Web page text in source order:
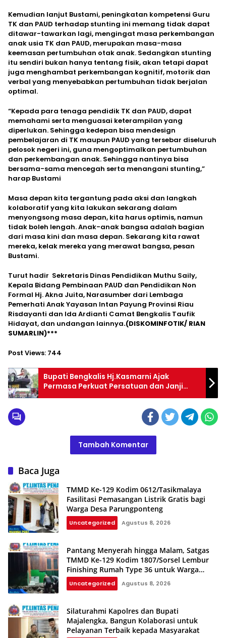
Kemudian lanjut Bustami, peningkatan kompetensi Guru
TK dan PAUD terhadap stunting ini memang tidak dapat
ditawar-tawarkan lagi, mengingat masa perkembangan
anak usia TK dan PAUD, merupakan masa-masa
keemasan pertumbuhan otak anak. Sedangkan stunting
itu sendiri bukan hanya tentang fisik, akan tetapi dapat
juga menghambat perkembangan kognitif, motorik dan
verbal yang menyebabkan pertumbuhan tidak berjalan
optimal.
“Kepada para tenaga pendidik TK dan PAUD, dapat
memahami serta menguasai keterampilan yang
diperlukan. Sehingga kedepan bisa mendesign
pembelajaran di TK maupun PAUD yang tersebar diseluruh
pelosok negeri ini, guna mengoptimalkan pertumbuhan
dan perkembangan anak. Sehingga nantinya bisa
bersama-sama mencegah serta menangani stunting,”
harap Bustami
Masa depan kita tergantung pada aksi dan langkah
kolaboratif yang kita lakukan sekarang dalam
menyongsong masa depan, kita harus optimis, namun
tidak boleh lengah. Anak-anak bangsa adalah bagian
dari masa kini dan masa depan. Sekarang kita rawat
mereka, kelak mereka yang merawat bangsa, pesan
Bustami.
Turut hadir Sekretaris Dinas Pendidikan Muthu Saily,
Kepala Bidang Pembinaan PAUD dan Pendidikan Non
Formal Hj. Akna Juita, Narasumber dari Lembaga
Pemerhati Anak Yayasan Intan Payung Provinsi Riau
Risdayanti dan Ida Ardianti Camat Bengkalis Taufik
Hidayat, dan undangan lainnya.(DISKOMINFOTIK/ RIAN
SUMARLIN)***
Post Views: 744
Bupati Bengkalis Hj.Kasmarni Ajak
Permasa Perkuat Persatuan dan Janji
Akan Serahkan 1 Unit Ambulance Tahun
Tambah Komentar
Baca Juga
TMMD Ke-129 Kodim 0612/Tasikmalaya
Fasilitasi Pemasangan Listrik Gratis bagi
Warga Desa Parungponteng
Uncategorized Agustus 8, 2026
Pantang Menyerah hingga Malam, Satgas
TMMD Ke-129 Kodim 1807/Sorsel Lembur
Finishing Rumah Type 36 untuk Warga
Kampung Sesor
Uncategorized Agustus 8, 2026
Silaturahmi Kapolres dan Bupati
Majalengka, Bangun Kolaborasi untuk
Pelayanan Terbaik kepada Masyarakat